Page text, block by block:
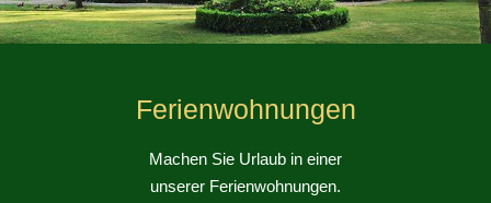
Ferienwohnungen
Machen Sie Urlaub in einer
unserer Ferienwohnungen.